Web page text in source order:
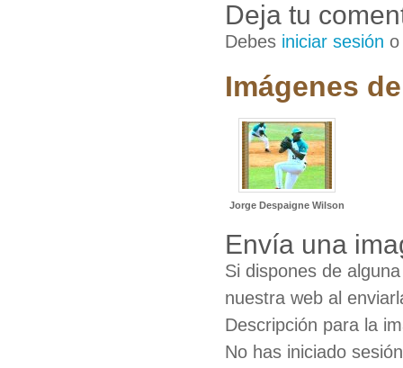
Deja tu
Debes iniciar sesión
Imágenes
Jorge Despaigne Wilson
Envía una
Si dispones de
nuestra web al
Descripción para la
No has iniciado